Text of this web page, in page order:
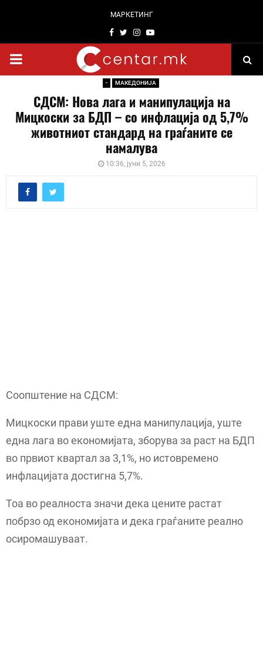
МАРКЕТИНГ
Facebook
TwitterInstagram
Youtube
PRIMARY
- МАКЕДОНИЈА
СДСМ: Нова лага и манипулација на
Мицкоски за БДП – со инфлација од 5,7%
животниот стандард на граѓаните се
намалува
10:36, јуни 5, 2026
Соопштение на СДСМ:
Мицкоски прави уште една манипулација, уште
една лага во економијата, зборува за раст на БДП
во првиот квартал за 3,1%, но истовремено
инфлацијата достигна 5,7%.
Тоа во реалноста значи дека цените растат
побрзо од економијата и дека граѓаните реално
осиромашуваат.